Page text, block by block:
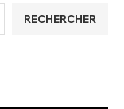
RECHERCHER